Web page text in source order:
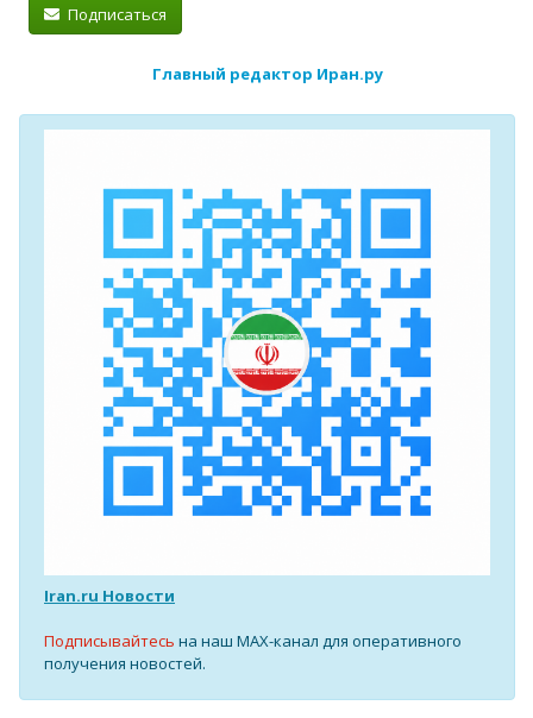
Подписаться
Главный редактор Иран.ру
Iran.ru Новости
Подписывайтесь на наш MAX-канал для оперативного
получения новостей.